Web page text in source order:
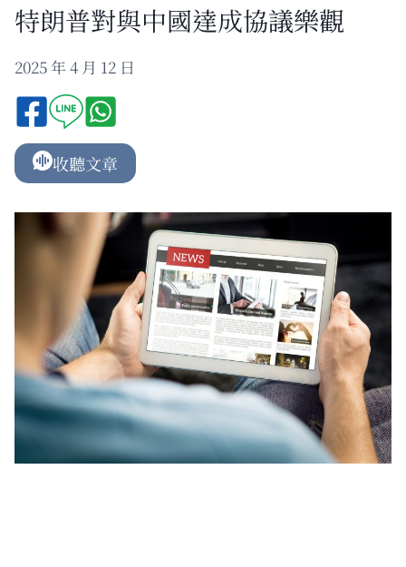
特朗普對與中國達成協議樂觀
2025 年 4 月 12 日
收聽文章